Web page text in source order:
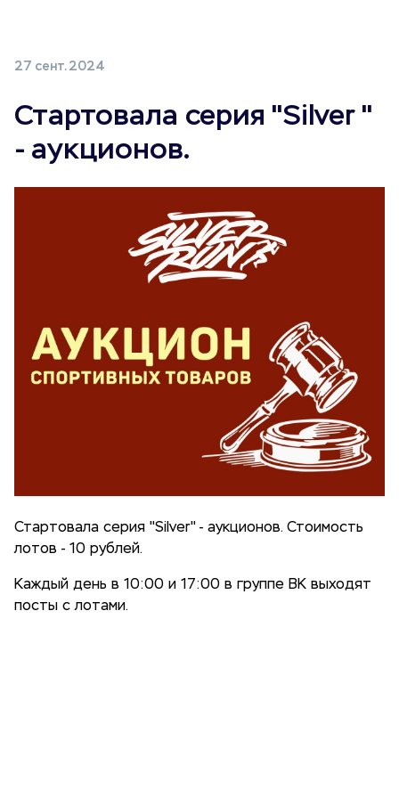
27 сент. 2024
Стартовала серия "Silver "
- аукционов.
Стартовала серия "Silver" - аукционов. Стоимость
лотов - 10 рублей.
Каждый день в 10:00 и 17:00 в группе ВК выходят
посты с лотами.